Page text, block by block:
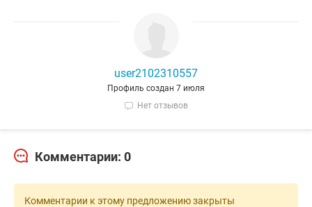
user2102310557
Профиль создан 7 июля
Нет отзывов
Комментарии: 0
Комментарии к этому предложению закрыты